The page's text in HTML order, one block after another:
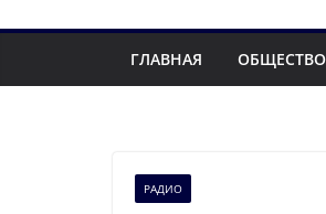
ГЛАВНАЯ ОБЩЕСТВО
РАДИО